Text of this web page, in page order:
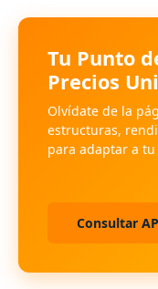
Tu Punto
Precios
Olvídate de la
estructuras,
para adaptar a tu
Consultar